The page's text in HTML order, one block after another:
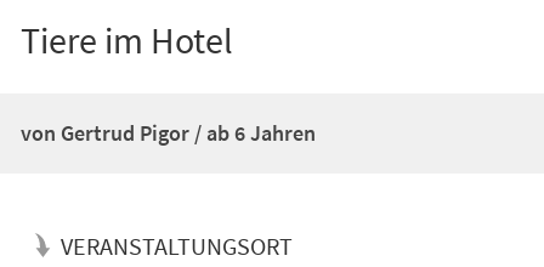
Tiere im Hotel
von Gertrud Pigor / ab 6 Jahren
VERANSTALTUNGSORT